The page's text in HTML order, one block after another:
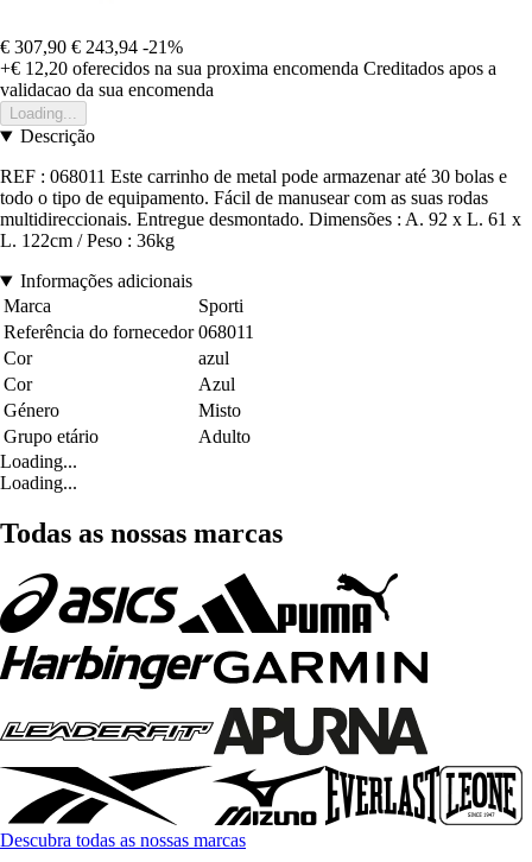
€ 307,90 € 243,94 -21%
+€ 12,20 oferecidos na sua proxima encomenda Creditados apos a
validacao da sua encomenda
Loading...
Descrição
REF : 068011 Este carrinho de metal pode armazenar até 30 bolas e
todo o tipo de equipamento. Fácil de manusear com as suas rodas
multidireccionais. Entregue desmontado. Dimensões : A. 92 x L. 61 x
L. 122cm / Peso : 36kg
Informações adicionais
Marca
Sporti
Referência do fornecedor 068011
Cor
azul
Cor
Azul
Género
Misto
Grupo etário
Adulto
Loading...
Loading...
Todas as nossas marcas
Descubra todas as nossas marcas